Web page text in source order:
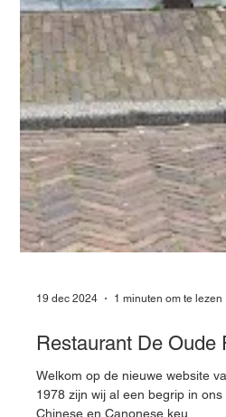
19 dec 2024 1 minuten om te lezen
Restaurant De Oude